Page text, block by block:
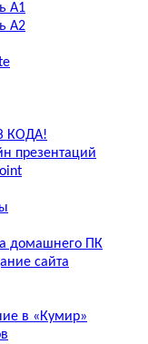
А1
А2
КОДА!
презентаций
домашнего ПК
сайта
в «Кумир»